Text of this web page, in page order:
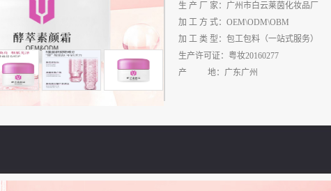
生 产 厂
家：广州市白云莱茵化妆品厂
加 工 方 式： OEM\ODM\OBM
加 工 类 型：包工包料（一站式服务）
生产许可 证：粤妆20160277
产
地：广东广州